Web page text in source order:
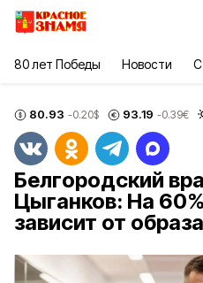
80 лет Победы Новости
80.93 -0.20$ 93.19 -0.39€
Белгородский
Цыганков: На
зависит от